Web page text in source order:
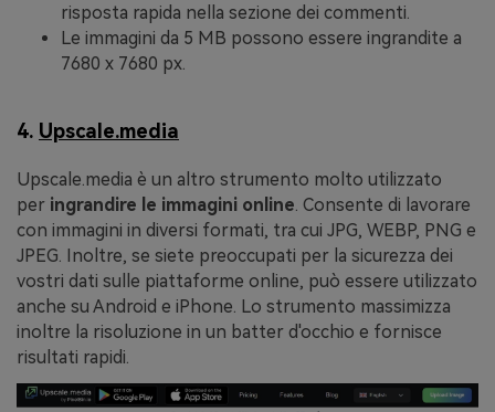
risposta rapida nella sezione dei commenti.
Le immagini da 5 MB possono essere ingrandite a
7680 x 7680 px.
4. Upscale.media
Upscale.media è un altro strumento molto utilizzato
per ingrandire le immagini online . Consente di lavorare
con immagini in diversi formati, tra cui JPG, WEBP, PNG e
JPEG. Inoltre, se siete preoccupati per la sicurezza dei
vostri dati sulle piattaforme online, può essere utilizzato
anche su Android e iPhone. Lo strumento massimizza
inoltre la risoluzione in un batter d'occhio e fornisce
risultati rapidi.